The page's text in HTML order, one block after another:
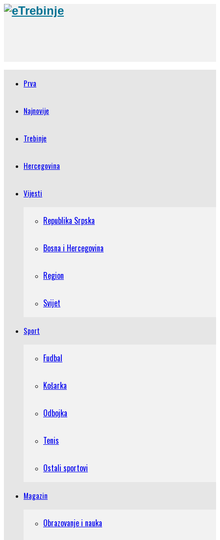
Prva
Najnovije
Trebinje
Hercegovina
Vijesti
Republika Srpska
Bosna i Hercegovina
Region
Svijet
Sport
Fudbal
Košarka
Odbojka
Tenis
Ostali sportovi
Magazin
Obrazovanje i nauka